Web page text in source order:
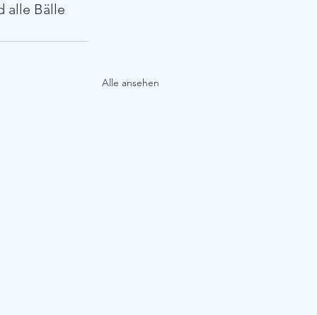
alle Bälle
Alle ansehen